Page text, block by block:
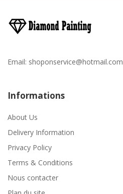
Email: shoponservice@hotmail.com
Informations
About Us
Delivery Information
Privacy Policy
Terms & Conditions
Nous contacter